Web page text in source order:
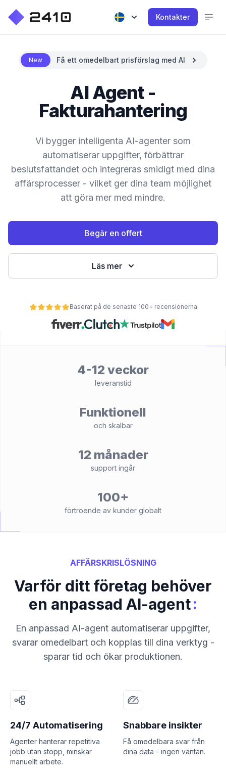
Kontakter
New Få ett omedelbart prisförslag med AI
AI Agent -
Fakturahantering
Vi bygger intelligenta AI-agenter som
automatiserar uppgifter, förbättrar
beslutsfattandet och integreras smidigt med dina
affärsprocesser - vilket ger dina team möjlighet
att göra mer med mindre.
Begär en offert
Läs mer
Baserat på de senaste 100+ recensionerna
4-12 veckor
leveranstid
Funktionell
och skalbar
12 månader
support ingår
100+
förtroende av kunder globalt
AFFÄRSKRISLÖSNING
Varför ditt företag behöver
en anpassad AI-agent:
En anpassad AI-agent automatiserar uppgifter,
svarar omedelbart och kopplas till dina verktyg -
sparar tid och ökar produktionen.
24/7 Automatisering
Agenter hanterar repetitiva
jobb utan stopp, minskar
manuellt arbete.
Snabbare insikter
Få omedelbara svar från
dina data - ingen väntan.